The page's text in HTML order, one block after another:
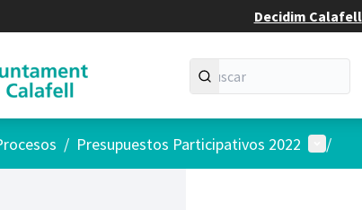
Decidim Calafell
/ Presupuestos Participativos 2022 Menú
/